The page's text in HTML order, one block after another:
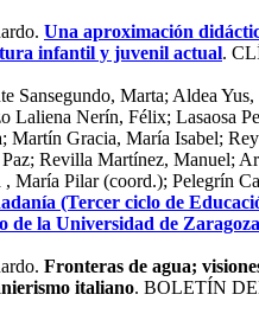
Una aproximación
infantil y juvenil actual.
Sansegundo, Marta; Aldea
Laliena Nerín, Félix; Lasaosa
Gracia, María Isabel;
Revilla Martínez, Manuel;
María Pilar (coord.); Pelegrín
(Tercer ciclo de
de la Universidad de
Fronteras de agua;
italiano. BOLETÍN